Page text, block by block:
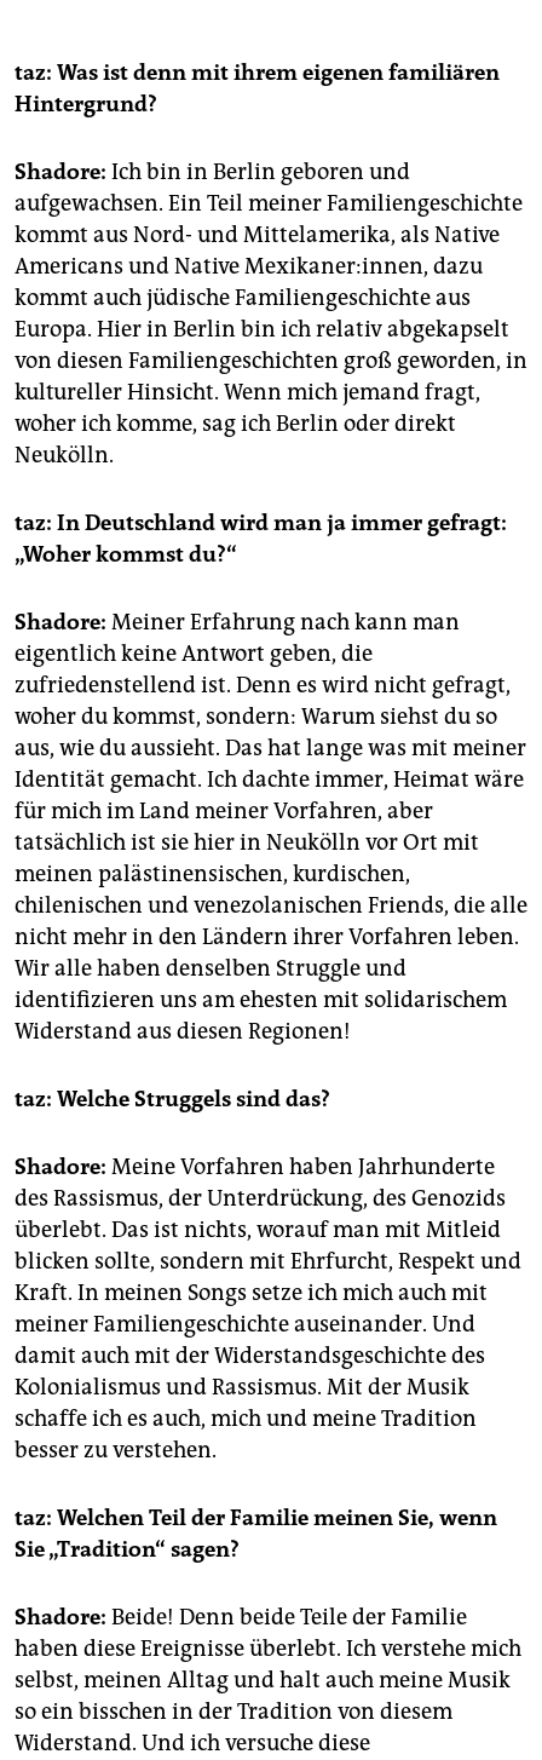
taz: Was ist denn mit ihrem eigenen familiären
Hintergrund?
Shadore: Ich bin in Berlin geboren und
aufgewachsen. Ein Teil meiner Familiengeschichte
kommt aus Nord- und Mittelamerika, als Native
Americans und Native Mexikaner:innen, dazu
kommt auch jüdische Familiengeschichte aus
Europa. Hier in Berlin bin ich relativ abgekapselt
von diesen Familiengeschichten groß geworden, in
kultureller Hinsicht. Wenn mich jemand fragt,
woher ich komme, sag ich Berlin oder direkt
Neukölln.
taz: In Deutschland wird man ja immer gefragt:
„Woher kommst du?“
Shadore: Meiner Erfahrung nach kann man
eigentlich keine Antwort geben, die
zufriedenstellend ist. Denn es wird nicht gefragt,
woher du kommst, sondern: Warum siehst du so
aus, wie du aussieht. Das hat lange was mit meiner
Identität gemacht. Ich dachte immer, Heimat wäre
für mich im Land meiner Vorfahren, aber
tatsächlich ist sie hier in Neukölln vor Ort mit
meinen palästinensischen, kurdischen,
chilenischen und venezolanischen Friends, die alle
nicht mehr in den Ländern ihrer Vorfahren leben.
Wir alle haben denselben Struggle und
identifizieren uns am ehesten mit solidarischem
Widerstand aus diesen Regionen!
taz: Welche Struggels sind das?
Shadore: Meine Vorfahren haben Jahrhunderte
des Rassismus, der Unterdrückung, des Genozids
überlebt. Das ist nichts, worauf man mit Mitleid
blicken sollte, sondern mit Ehrfurcht, Respekt und
Kraft. In meinen Songs setze ich mich auch mit
meiner Familiengeschichte auseinander. Und
damit auch mit der Widerstandsgeschichte des
Kolonialismus und Rassismus. Mit der Musik
schaffe ich es auch, mich und meine Tradition
besser zu verstehen.
taz: Welchen Teil der Familie meinen Sie, wenn
Sie „Tradition“ sagen?
Shadore: Beide! Denn beide Teile der Familie
haben diese Ereignisse überlebt. Ich verstehe mich
selbst, meinen Alltag und halt auch meine Musik
so ein bisschen in der Tradition von diesem
Widerstand. Und ich versuche diese